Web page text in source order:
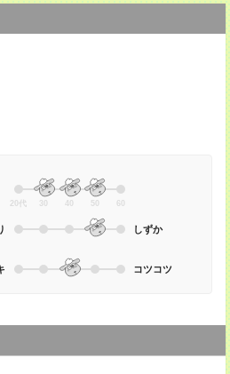
20代 30 40 50 60
しずか
コツコツ